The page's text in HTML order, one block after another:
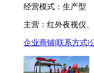
经营模式：生产型
主营：红外夜视仪
企业商铺|联系方式|